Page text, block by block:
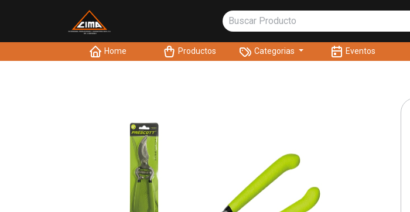
Home Productos Categorias Eventos